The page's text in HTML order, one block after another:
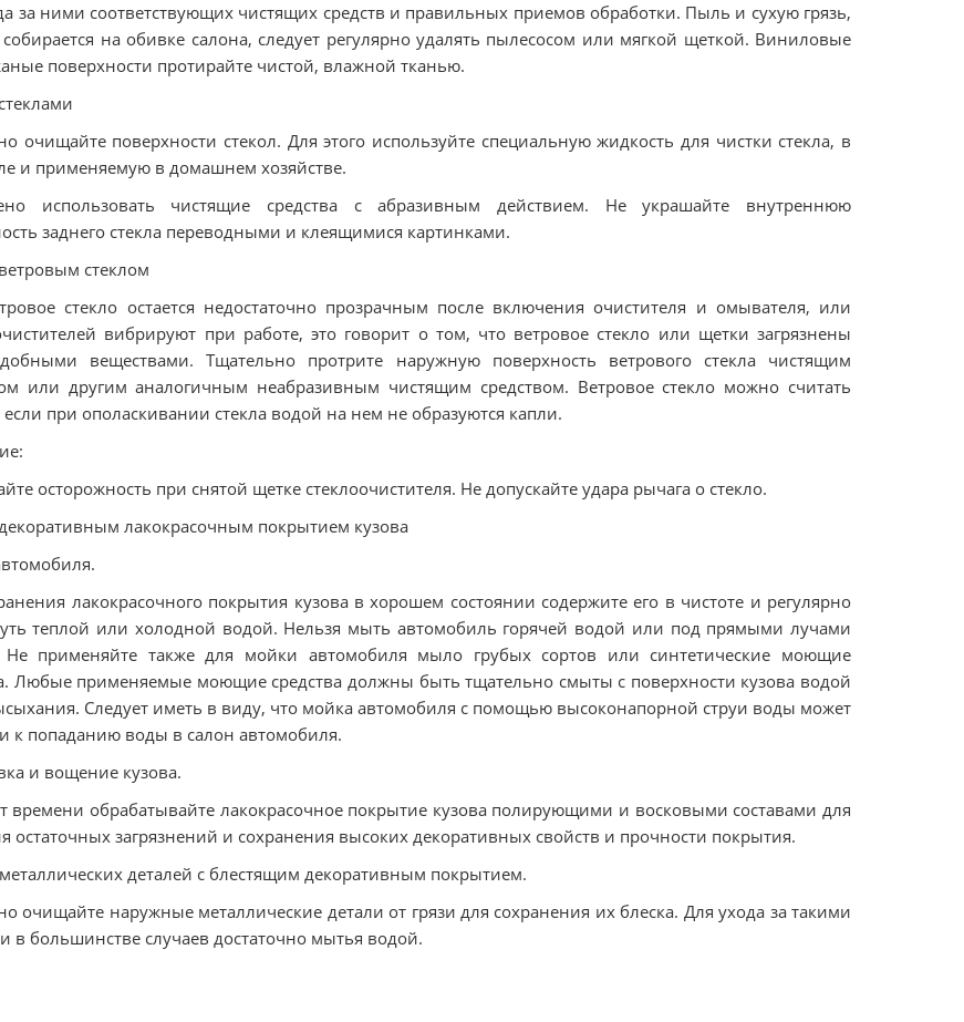
за ними соответствующих чистящих средств и правильных приемов обработки. Пыль и сухую грязь,
собирается на обивке салона, следует регулярно удалять пылесосом или мягкой щеткой. Виниловые
поверхности протирайте чистой, влажной тканью.
очищайте поверхности стекол. Для этого используйте специальную жидкость для чистки стекла, в
и применяемую в домашнем хозяйстве.
использовать чистящие средства с абразивным действием. Не украшайте внутреннюю
заднего стекла переводными и клеящимися картинками.
стеклом
стекло остается недостаточно прозрачным после включения очистителя и омывателя, или
вибрируют при работе, это говорит о том, что ветровое стекло или щетки загрязнены
веществами. Тщательно протрите наружную поверхность ветрового стекла чистящим
или другим аналогичным неабразивным чистящим средством. Ветровое стекло можно считать
при ополаскивании стекла водой на нем не образуются капли.
осторожность при снятой щетке стеклоочистителя. Не допускайте удара рычага о стекло.
лакокрасочным покрытием кузова
лакокрасочного покрытия кузова в хорошем состоянии содержите его в чистоте и регулярно
теплой или холодной водой. Нельзя мыть автомобиль горячей водой или под прямыми лучами
Не применяйте также для мойки автомобиля мыло грубых сортов или синтетические моющие
Любые применяемые моющие средства должны быть тщательно смыты с поверхности кузова водой
Следует иметь в виду, что мойка автомобиля с помощью высоконапорной струи воды может
к попаданию воды в салон автомобиля.
и вощение кузова.
времени обрабатывайте лакокрасочное покрытие кузова полирующими и восковыми составами для
остаточных загрязнений и сохранения высоких декоративных свойств и прочности покрытия.
деталей с блестящим декоративным покрытием.
очищайте наружные металлические детали от грязи для сохранения их блеска. Для ухода за такими
в большинстве случаев достаточно мытья водой.